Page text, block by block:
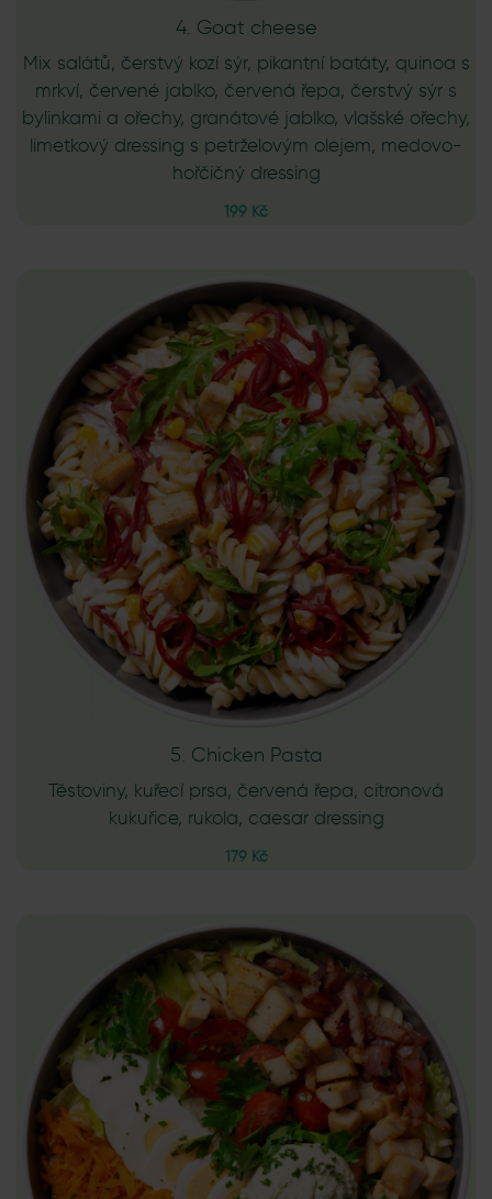
4. Goat cheese
Mix salátů, čerstvý kozí sýr, pikantní batáty, quinoa s
mrkví, červené jablko, červená řepa, čerstvý sýr s
bylinkami a ořechy, granátové jablko, vlašské ořechy,
limetkový dressing s petrželovým olejem, medovo-
hořčičný dressing
199 Kč
5. Chicken Pasta
Těstoviny, kuřecí prsa, červená řepa, citronová
kukuřice, rukola, caesar dressing
179 Kč